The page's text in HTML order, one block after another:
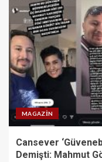
MAGAZIN
Cansever
Demişti: Mahmut